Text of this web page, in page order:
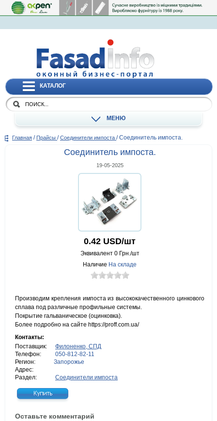
КАТАЛОГ
МЕНЮ
Главная / Прайсы / Соединители импоста / Соединитель импоста.
Соединитель импоста.
19-05-2025
0.42 USD/шт
Эквивалент 0Грн./шт
Наличие На складе
Производим крепления импоста из высококачественного цинкового
сплава под различные профильные системы.
Покрытие гальваническое (оцинковка).
Более подробно на сайте https://proff.com.ua/
Контакты:
Поставщик:
Филоненко, СПД
Телефон:
050-812-82-11
Регион:
Запорожье
Адрес:
Раздел:
Соединители импоста
Оставьте комментарий